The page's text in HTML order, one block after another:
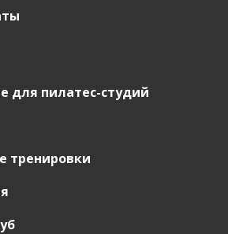
для пилатес-студий
тренировки